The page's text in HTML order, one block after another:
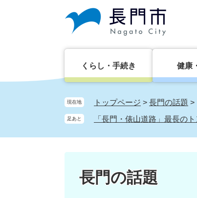
くらし・手続き 健康
現在地 トップページ > 長門の話題 >
足あと 「長門・俵山道路」最長の
長門の話題